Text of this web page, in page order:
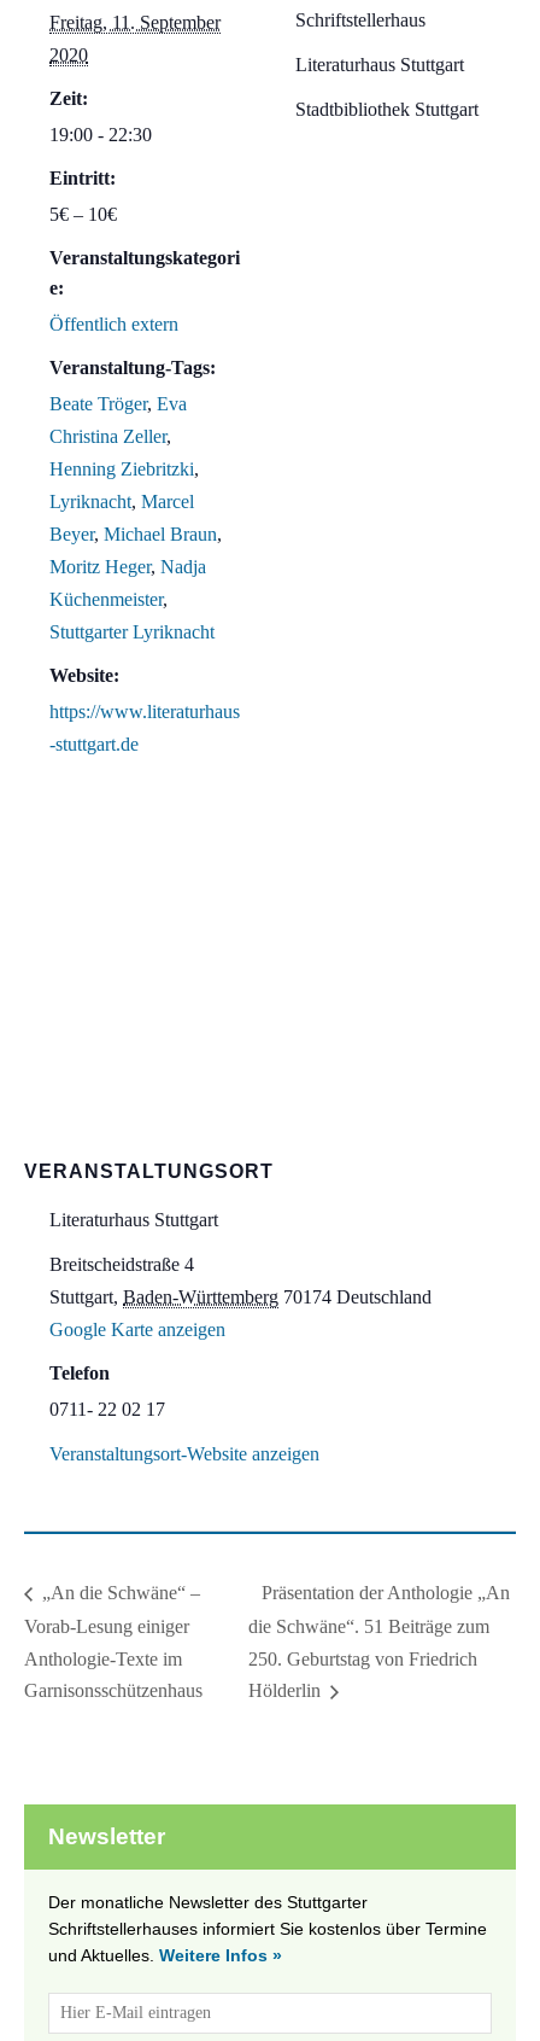
Freitag, 11. September
2020
Zeit:
19:00 - 22:30
Eintritt:
5€ – 10€
Veranstaltungskategori
e:
Öffentlich extern
Veranstaltung-Tags:
Beate Tröger, Eva
Christina Zeller,
Henning Ziebritzki,
Lyriknacht, Marcel
Beyer, Michael Braun,
Moritz Heger, Nadja
Küchenmeister,
Stuttgarter Lyriknacht
Website:
https://www.literaturhaus
-stuttgart.de
Schriftstellerhaus
Literaturhaus Stuttgart
Stadtbibliothek Stuttgart
VERANSTALTUNGSORT
Literaturhaus Stuttgart
Breitscheidstraße 4
Stuttgart, Baden-Württemberg 70174 Deutschland
Google Karte anzeigen
Telefon
0711- 22 02 17
Veranstaltungsort-Website anzeigen
„An die Schwäne“ –
Vorab-Lesung einiger
Anthologie-Texte im
Garnisonsschützenhaus
Präsentation der Anthologie „An
die Schwäne“. 51 Beiträge zum
250. Geburtstag von Friedrich
Hölderlin
Newsletter
Der monatliche Newsletter des Stuttgarter
Schriftstellerhauses informiert Sie kostenlos über Termine
und Aktuelles. Weitere Infos »